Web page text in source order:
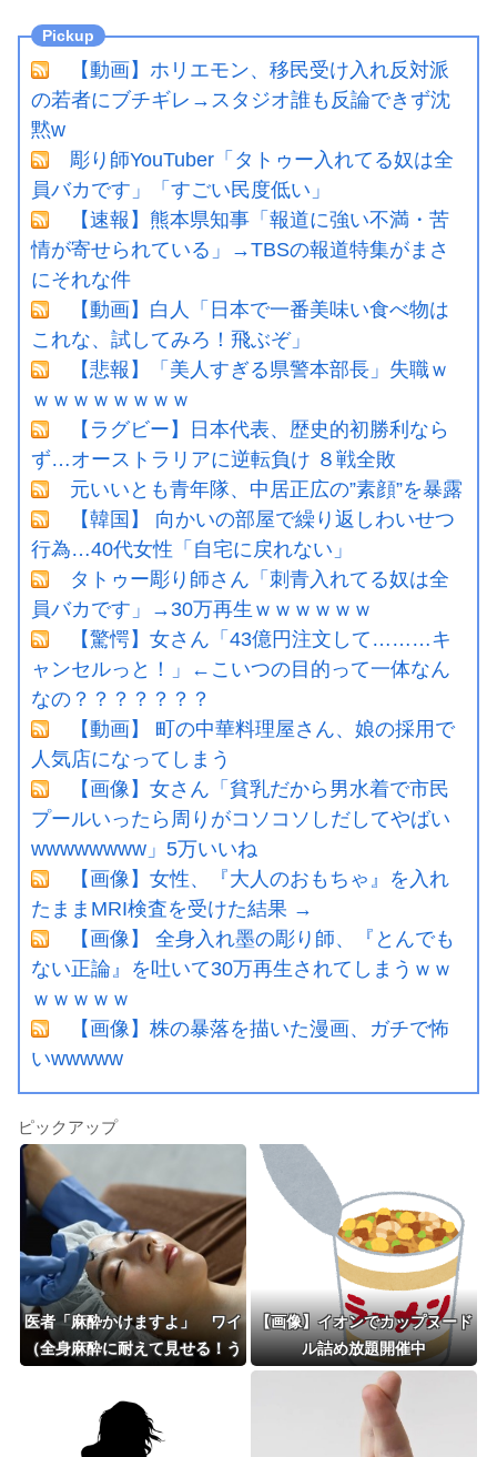
【動画】ホリエモン、移民受け入れ反対派
の若者にブチギレ→スタジオ誰も反論できず沈
黙w
彫り師YouTuber「タトゥー入れてる奴は全
員バカです」「すごい民度低い」
【速報】熊本県知事「報道に強い不満・苦
情が寄せられている」→TBSの報道特集がまさ
にそれな件
【動画】白人「日本で一番美味い食べ物は
これな、試してみろ！飛ぶぞ」
【悲報】「美人すぎる県警本部長」失職ｗ
ｗｗｗｗｗｗｗｗ
【ラグビー】日本代表、歴史的初勝利なら
ず…オーストラリアに逆転負け ８戦全敗
元いいとも青年隊、中居正広の”素顔”を暴露
【韓国】 向かいの部屋で繰り返しわいせつ
行為…40代女性「自宅に戻れない」
タトゥー彫り師さん「刺青入れてる奴は全
員バカです」→30万再生ｗｗｗｗｗｗ
【驚愕】女さん「43億円注文して………キ
ャンセルっと！」←こいつの目的って一体なん
なの？？？？？？？
【動画】 町の中華料理屋さん、娘の採用で
人気店になってしまう
【画像】女さん「貧乳だから男水着で市民
プールいったら周りがコソコソしだしてやばい
wwwwwwww」5万いいね
【画像】女性、『大人のおもちゃ』を入れ
たままMRI検査を受けた結果 →
【画像】 全身入れ墨の彫り師、『とんでも
ない正論』を吐いて30万再生されてしまうｗｗ
ｗｗｗｗｗ
【画像】株の暴落を描いた漫画、ガチで怖
いwwwww
ピックアップ
医者「麻酔かけますよ」 ワイ
（全身麻酔に耐えて見せる！う
【画像】イオンでカップヌード
ル詰め放題開催中